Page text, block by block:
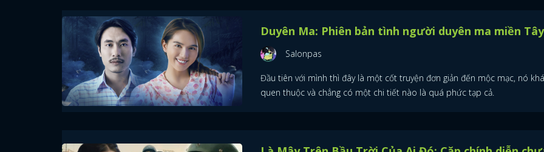
Duyên Ma: Phiên bản tình người duyên ma miền
Salonpas
Đầu tiên với mình thì đây là một cốt truyện đơn giản đến mộc mạc, nó khá
quen thuộc và chẳng có một chi tiết nào là quá phức tạp cả.